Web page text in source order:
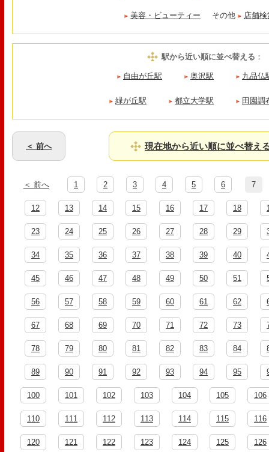
美容・ビューティー その他 店舗
駅から近い順に並べ替える ：
自由が丘駅 奥沢駅 九品仏
緑が丘駅 都立大学駅 田園調
＜ 前へ 現在地から近い順に並べ替え
＜ 前へ 1 2 3 4 5 6 7
12 13 14 15 16 17 18
23 24 25 26 27 28 29
34 35 36 37 38 39 40
45 46 47 48 49 50 51
56 57 58 59 60 61 62
67 68 69 70 71 72 73
78 79 80 81 82 83 84
89 90 91 92 93 94 95
100 101 102 103 104 105 106
110 111 112 113 114 115 116
120 121 122 123 124 125 126